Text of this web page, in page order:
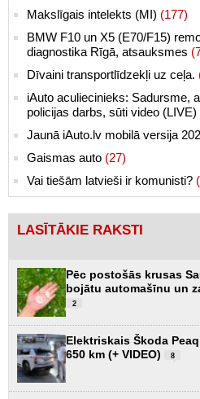
Makslīgais intelekts (MI) (177)
BMW F10 un X5 (E70/F15)
diagnostika Rīgā, atsauksmes
Dīvaini transportlīdzekļi uz ceļa.
iAuto aculiecinieks: Sadursme,
policijas darbs, sūti video (LIVE)
Jaunā iAuto.lv mobilā versija
Gaismas auto (27)
Vai tiešām latvieši ir komunisti?
LASĪTĀKIE RAKSTI
Pēc postošās krusas
bojātu automašīnu un
2
Elektriskais Škoda
650 km (+ VIDEO)
8